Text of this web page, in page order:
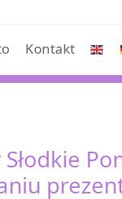
Kontakt